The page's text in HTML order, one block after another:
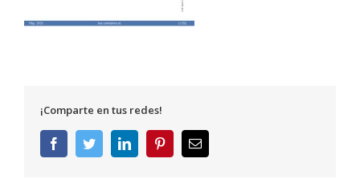
¡Comparte en tus redes!
FacebookTwitterLinkedInPinterestCorreo
electrónico